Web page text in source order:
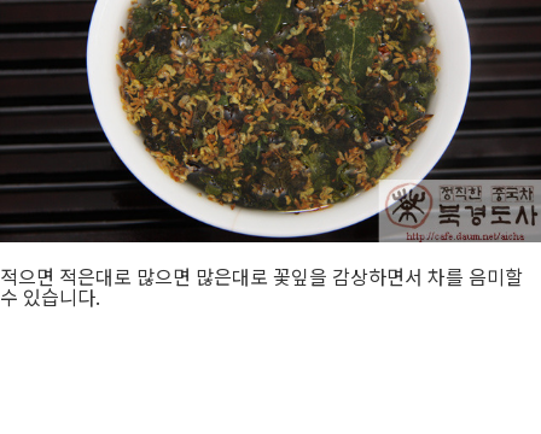
적으면 적은대로 많으면 많은대로 꽃잎을 감상하면서 차를 음미할
수 있습니다.